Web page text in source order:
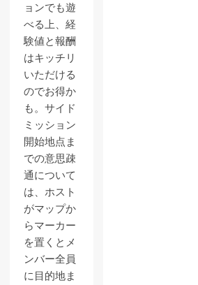
ョンでも遊
べる上、経
験値と報酬
はキッチリ
いただける
のでお得か
も。サイド
ミッション
開始地点ま
での意思疎
通について
は、ホスト
がマップか
らマーカー
を置くとメ
ンバー全員
に目的地ま